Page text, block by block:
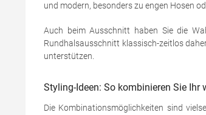
und modern, besonders zu engen Hosen
Auch beim Ausschnitt haben Sie die
Rundhalsausschnitt klassisch-zeitlos
unterstützen.
Styling-Ideen: So kombinieren Sie Ihr
Die Kombinationsmöglichkeiten sind